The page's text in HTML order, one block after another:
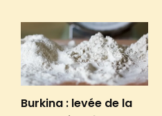
Burkina : levée de la